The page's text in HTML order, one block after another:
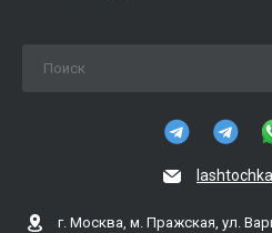
г. Москва, м. Пражская, ул.